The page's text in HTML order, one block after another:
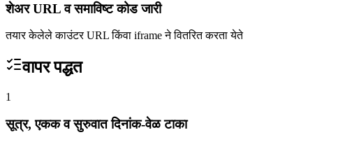
शेअर URL व समाविष्ट कोड जारी
तयार केलेले काउंटर URL किंवा iframe ने वितरित करता येते
वापर पद्धत
1
सूत्र, एकक व सुरुवात दिनांक-वेळ टाका